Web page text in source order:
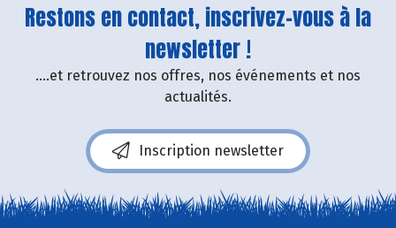
Restons en contact, inscrivez-vous à la
newsletter !
....et retrouvez nos offres, nos événements et nos
actualités.
Inscription newsletter